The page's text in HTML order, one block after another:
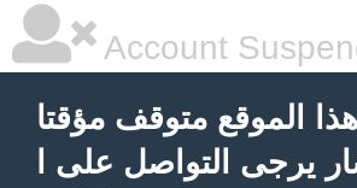
Account
هذا الموقع متوقف مؤقتا
يرجى التواصل على ا